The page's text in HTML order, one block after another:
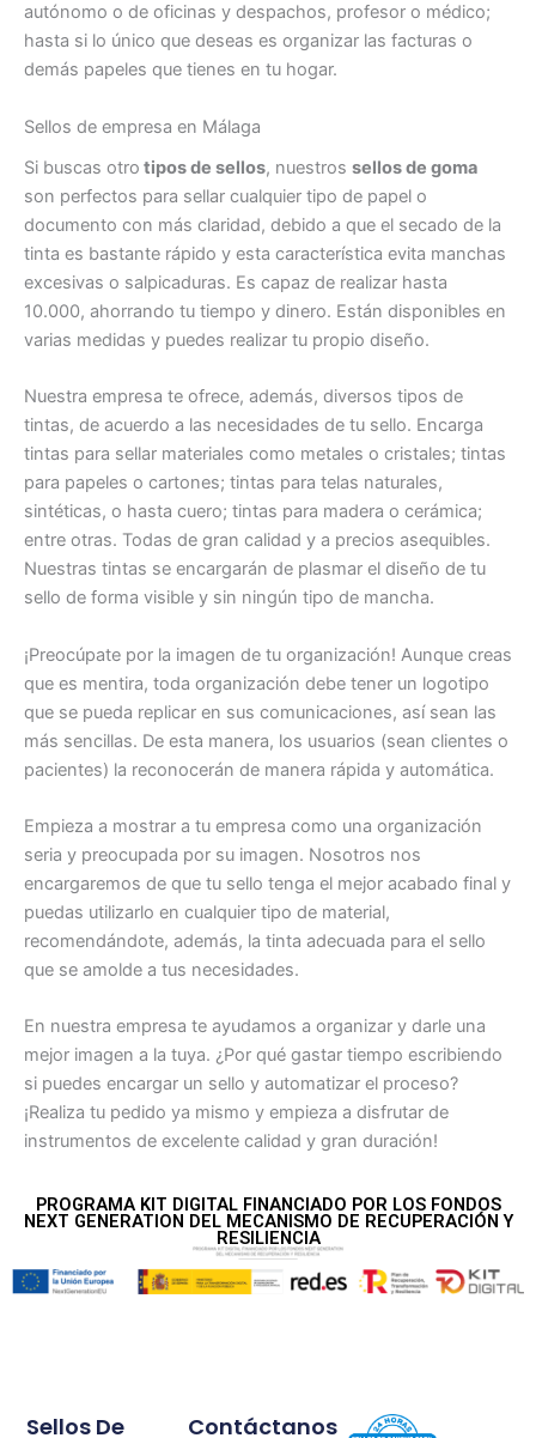
autónomo o de oficinas y despachos, profesor o médico;
hasta si lo único que deseas es organizar las facturas o
demás papeles que tienes en tu hogar.
Sellos de empresa en Málaga
Si buscas otro tipos de sellos, nuestros sellos de goma
son perfectos para sellar cualquier tipo de papel o
documento con más claridad, debido a que el secado de la
tinta es bastante rápido y esta característica evita manchas
excesivas o salpicaduras. Es capaz de realizar hasta
10.000, ahorrando tu tiempo y dinero. Están disponibles en
varias medidas y puedes realizar tu propio diseño.
Nuestra empresa te ofrece, además, diversos tipos de
tintas, de acuerdo a las necesidades de tu sello. Encarga
tintas para sellar materiales como metales o cristales; tintas
para papeles o cartones; tintas para telas naturales,
sintéticas, o hasta cuero; tintas para madera o cerámica;
entre otras. Todas de gran calidad y a precios asequibles.
Nuestras tintas se encargarán de plasmar el diseño de tu
sello de forma visible y sin ningún tipo de mancha.
¡Preocúpate por la imagen de tu organización! Aunque creas
que es mentira, toda organización debe tener un logotipo
que se pueda replicar en sus comunicaciones, así sean las
más sencillas. De esta manera, los usuarios (sean clientes o
pacientes) la reconocerán de manera rápida y automática.
Empieza a mostrar a tu empresa como una organización
seria y preocupada por su imagen. Nosotros nos
encargaremos de que tu sello tenga el mejor acabado final y
puedas utilizarlo en cualquier tipo de material,
recomendándote, además, la tinta adecuada para el sello
que se amolde a tus necesidades.
En nuestra empresa te ayudamos a organizar y darle una
mejor imagen a la tuya. ¿Por qué gastar tiempo escribiendo
si puedes encargar un sello y automatizar el proceso?
¡Realiza tu pedido ya mismo y empieza a disfrutar de
instrumentos de excelente calidad y gran duración!
PROGRAMA KIT DIGITAL FINANCIADO POR LOS FONDOS
NEXT GENERATION DEL MECANISMO DE RECUPERACIÓN Y
RESILIENCIA
Contáctanos
Sellos De